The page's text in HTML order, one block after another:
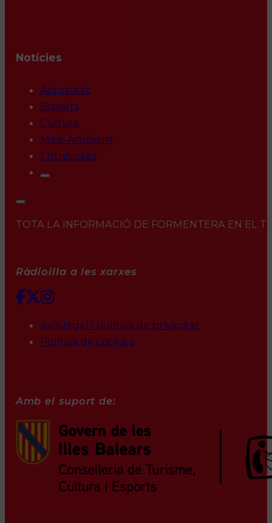
Notícies
Actualitat
Esports
Cultura
Medi Ambient
Entrevistes
TOTA LA INFORMACIÓ DE FORMENTERA EN EL
Ràdioilla a les xarxes
Avís legal i política de privacitat
Política de cookies
Amb el suport de: